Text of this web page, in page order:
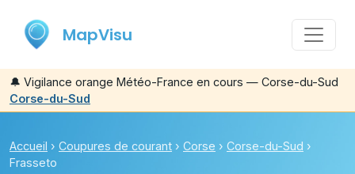
MapVisu
🔔 Vigilance orange Météo-France en cours — Corse-du-Sud
Corse-du-Sud
Accueil › Coupures de courant › Corse › Corse-du-Sud ›
Frasseto